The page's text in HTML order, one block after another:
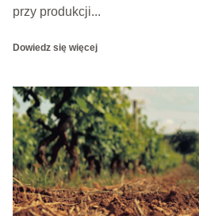
przy produkcji...
Dowiedz się więcej